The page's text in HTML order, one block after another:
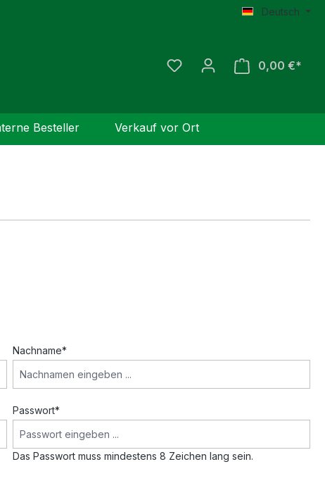
Deutsch
0,00 €*
Besteller Verkauf vor Ort
Nachname*
Passwort*
Das Passwort muss mindestens 8 Zeichen lang sein.